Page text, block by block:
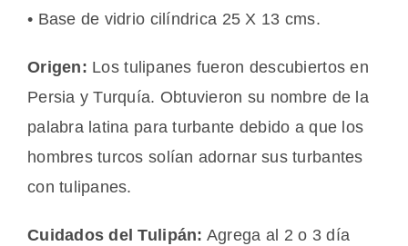
• Base de vidrio cilíndrica 25 X 13 cms.
Origen: Los tulipanes fueron descubiertos en
Persia y Turquía. Obtuvieron su nombre de la
palabra latina para turbante debido a que los
hombres turcos solían adornar sus turbantes
con tulipanes.
Cuidados del Tulipán: Agrega al 2 o 3 día